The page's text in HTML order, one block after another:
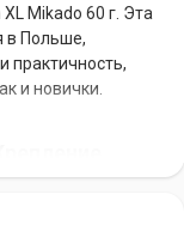
Mikado 60 г. Эта
в Польше,
практичность,
и новички.
позволяет